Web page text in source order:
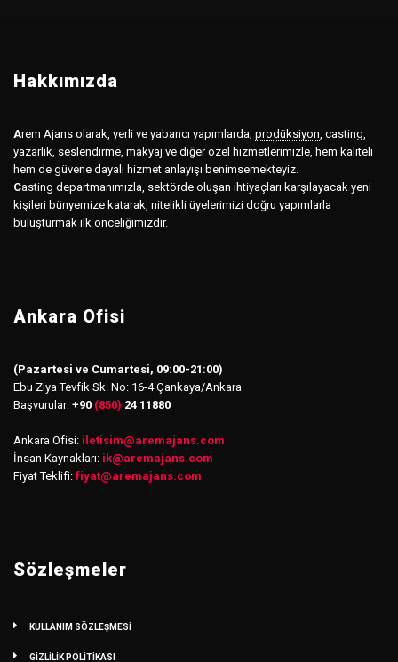
Hakkımızda
Arem Ajans olarak, yerli ve yabancı yapımlarda; prodüksiyon, casting,
yazarlık, seslendirme, makyaj ve diğer özel hizmetlerimizle, hem kaliteli
hem de güvene dayalı hizmet anlayışı benimsemekteyiz.
Casting departmanımızla, sektörde oluşan ihtiyaçları karşılayacak yeni
kişileri bünyemize katarak, nitelikli üyelerimizi doğru yapımlarla
buluşturmak ilk önceliğimizdir.
Ankara Ofisi
(Pazartesi ve Cumartesi, 09:00-21:00)
Ebu Ziya Tevfik Sk. No: 16-4 Çankaya/Ankara
Başvurular: +90 (850) 24 11880
Ankara Ofisi: iletisim@aremajans.com
İnsan Kaynakları: ik@aremajans.com
Fiyat Teklifi: fiyat@aremajans.com
Sözleşmeler
KULLANIM SÖZLEŞMESİ
GİZLİLİK POLİTİKASI